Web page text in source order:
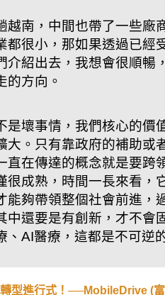
越南，中間也帶了一些廠
都很小，那如果透過已經
介紹出去，我想會很順暢
的方向。
是壞事情，我們核心的價
大。只有靠政府的補助或
直在傳達的概念就是要跨
很成熟，時間一長來看，
能夠帶領整個社會前進，
中還要是有創新，才不會
、AI醫療，這都是不可逆
轉型進行式！──MobileDrive (